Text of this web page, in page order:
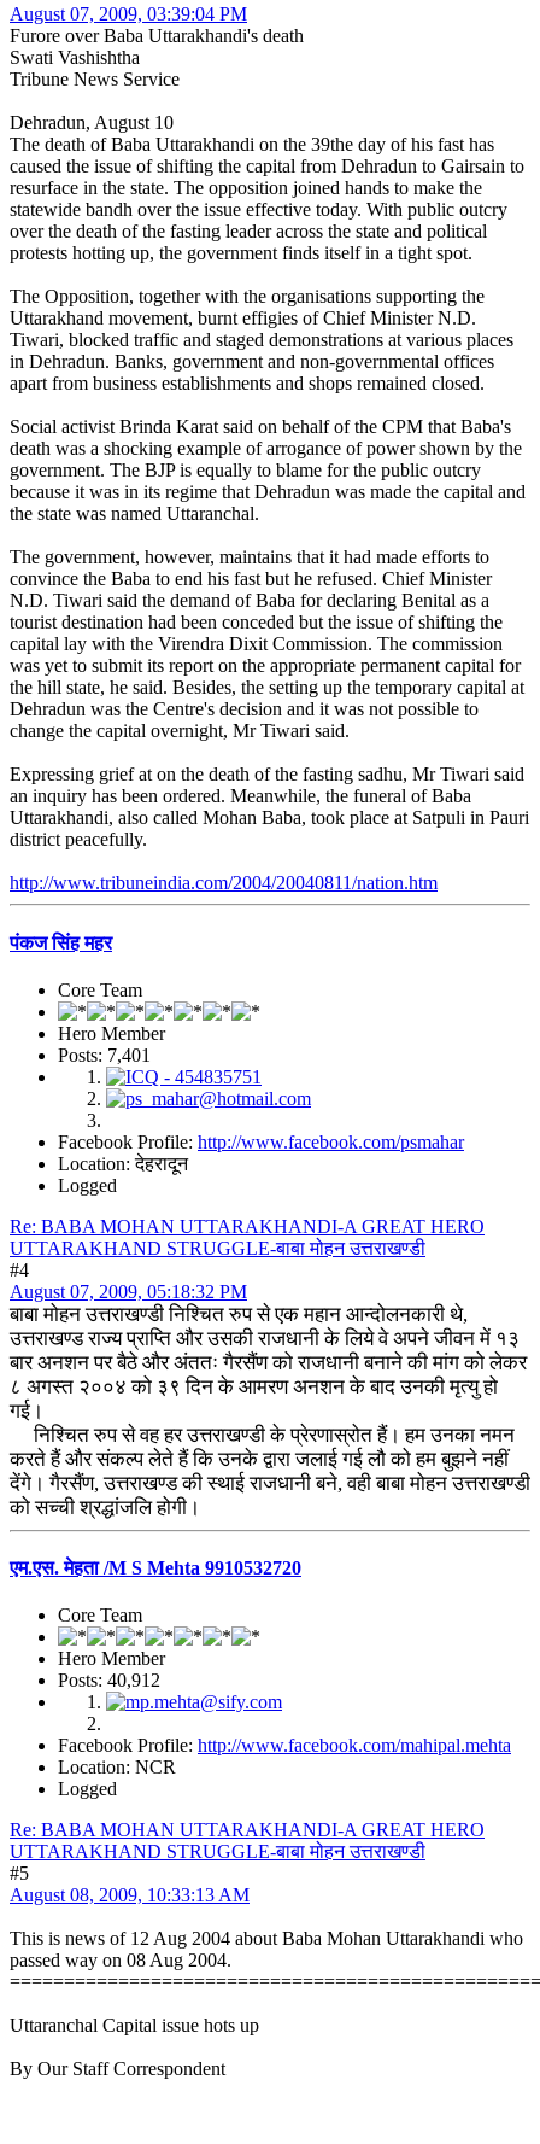
August 07, 2009, 03:39:04 PM
Furore over Baba Uttarakhandi's death
Swati Vashishtha
Tribune News Service
Dehradun, August 10
The death of Baba Uttarakhandi on the 39the day of his fast has
caused the issue of shifting the capital from Dehradun to Gairsain to
resurface in the state. The opposition joined hands to make the
statewide bandh over the issue effective today. With public outcry
over the death of the fasting leader across the state and political
protests hotting up, the government finds itself in a tight spot.
The Opposition, together with the organisations supporting the
Uttarakhand movement, burnt effigies of Chief Minister N.D.
Tiwari, blocked traffic and staged demonstrations at various places
in Dehradun. Banks, government and non-governmental offices
apart from business establishments and shops remained closed.
Social activist Brinda Karat said on behalf of the CPM that Baba's
death was a shocking example of arrogance of power shown by the
government. The BJP is equally to blame for the public outcry
because it was in its regime that Dehradun was made the capital and
the state was named Uttaranchal.
The government, however, maintains that it had made efforts to
convince the Baba to end his fast but he refused. Chief Minister
N.D. Tiwari said the demand of Baba for declaring Benital as a
tourist destination had been conceded but the issue of shifting the
capital lay with the Virendra Dixit Commission. The commission
was yet to submit its report on the appropriate permanent capital for
the hill state, he said. Besides, the setting up the temporary capital at
Dehradun was the Centre's decision and it was not possible to
change the capital overnight, Mr Tiwari said.
Expressing grief at on the death of the fasting sadhu, Mr Tiwari said
an inquiry has been ordered. Meanwhile, the funeral of Baba
Uttarakhandi, also called Mohan Baba, took place at Satpuli in Pauri
district peacefully.
http://www.tribuneindia.com/2004/20040811/nation.htm
पंकज सिंह महर
Core Team
Hero Member
Posts: 7,401
Facebook Profile: http://www.facebook.com/psmahar
Location: देहरादून
Logged
Re: BABA MOHAN UTTARAKHANDI-A GREAT HERO
UTTARAKHAND STRUGGLE-बाबा मोहन उत्तराखण्डी
#4
August 07, 2009, 05:18:32 PM
बाबा मोहन उत्तराखण्डी निश्चित रुप से एक महान आन्दोलनकारी थे,
उत्तराखण्ड राज्य प्राप्ति और उसकी राजधानी के लिये वे अपने जीवन में १३
बार अनशन पर बैठे और अंततः गैरसैंण को राजधानी बनाने की मांग को लेकर
८ अगस्त २००४ को ३९ दिन के आमरण अनशन के बाद उनकी मृत्यु हो
गई।
निश्चित रुप से वह हर उत्तराखण्डी के प्रेरणास्रोत हैं। हम उनका नमन
करते हैं और संकल्प लेते हैं कि उनके द्वारा जलाई गई लौ को हम बुझने नहीं
देंगे। गैरसैंण, उत्तराखण्ड की स्थाई राजधानी बने, वही बाबा मोहन उत्तराखण्डी
को सच्ची श्रद्धांजलि होगी।
एम.एस. मेहता /M S Mehta 9910532720
Core Team
Hero Member
Posts: 40,912
Facebook Profile: http://www.facebook.com/mahipal.mehta
Location: NCR
Logged
Re: BABA MOHAN UTTARAKHANDI-A GREAT HERO
UTTARAKHAND STRUGGLE-बाबा मोहन उत्तराखण्डी
#5
August 08, 2009, 10:33:13 AM
This is news of 12 Aug 2004 about Baba Mohan Uttarakhandi who
passed way on 08 Aug 2004.
=================================================
Uttaranchal Capital issue hots up
By Our Staff Correspondent